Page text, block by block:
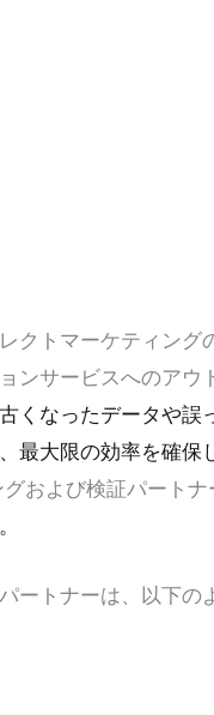
クトマーケティン
ンサービスへのアウ
くなったデータや
最大限の効率を確
および検証パートナ
ートナーは、以下の